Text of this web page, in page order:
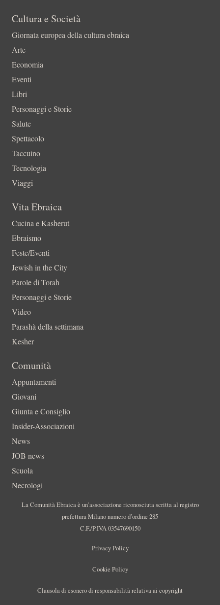
Cultura e Società
Giornata europea della cultura ebraica
Arte
Economia
Eventi
Libri
Personaggi e Storie
Salute
Spettacolo
Taccuino
Tecnologia
Viaggi
Vita Ebraica
Cucina e Kasherut
Ebraismo
Feste/Eventi
Jewish in the City
Parole di Torah
Personaggi e Storie
Video
Parashà della settimana
Kesher
Comunità
Appuntamenti
Giovani
Giunta e Consiglio
Insider-Associazioni
News
JOB news
Scuola
Necrologi
La Comunità Ebraica è un’associazione riconosciuta scritta al registro
prefettura Milano numero d’ordine 285
C.F./P.IVA 03547690150
Privacy Policy
Cookie Policy
Clausola di esonero di responsabilità relativa ai copyright